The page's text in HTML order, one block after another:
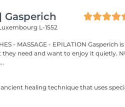
Gasperich
L-1552
- MASSAGE - EPILATION Gasperich
need and want to enjoy it quietly.